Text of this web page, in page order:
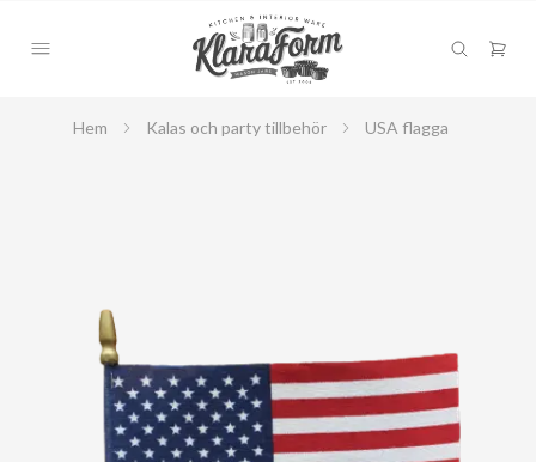
Hem Kalas och party tillbehör USA flagga